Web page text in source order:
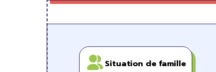
Situation de famille